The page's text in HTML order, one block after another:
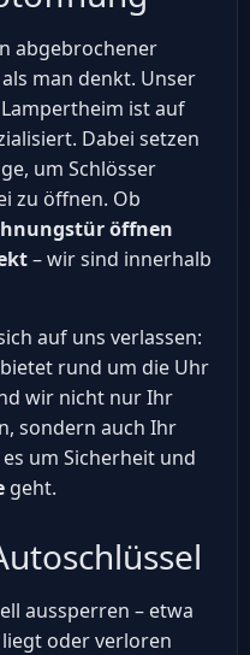
abgebrochener
man denkt. Unser
ist auf
Dabei setzen
um Schlösser
zu öffnen. Ob
öffnen
– wir sind innerhalb
auf uns verlassen:
bietet rund um die Uhr
wir nicht nur Ihr
sondern auch Ihr
um Sicherheit und
geht.
aussperren – etwa
oder verloren